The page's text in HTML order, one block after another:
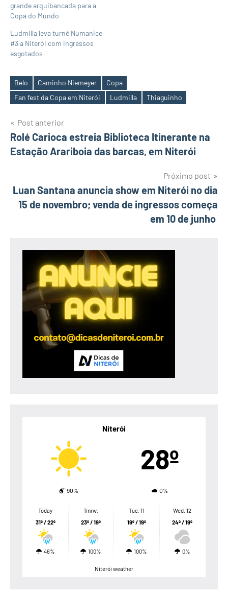
grande arquibancada para a
Copa do Mundo
Ludmilla leva turnê Numanice
#3 a Niterói com ingressos
esgotados
Tags
Belo Caminho Niemeyer
Copa
Fan fest da Copa em Niterói
Ludmilla Thiaguinho
Navegação
de
Post anterior
Rolé Carioca estreia Biblioteca Itinerante na
Estação Arariboia das barcas, em Niterói
Próximo post
Luan Santana anuncia show em Niterói no dia
15 de novembro; venda de ingressos começa
em 10 de junho
Niterói
28º
90% 0%
Today
31º / 22º
46%
Tmrw.
23º / 19º
100%
Tue. 11
19º / 19º
100%
Wed. 12
24º / 19º
0%
Niterói weather